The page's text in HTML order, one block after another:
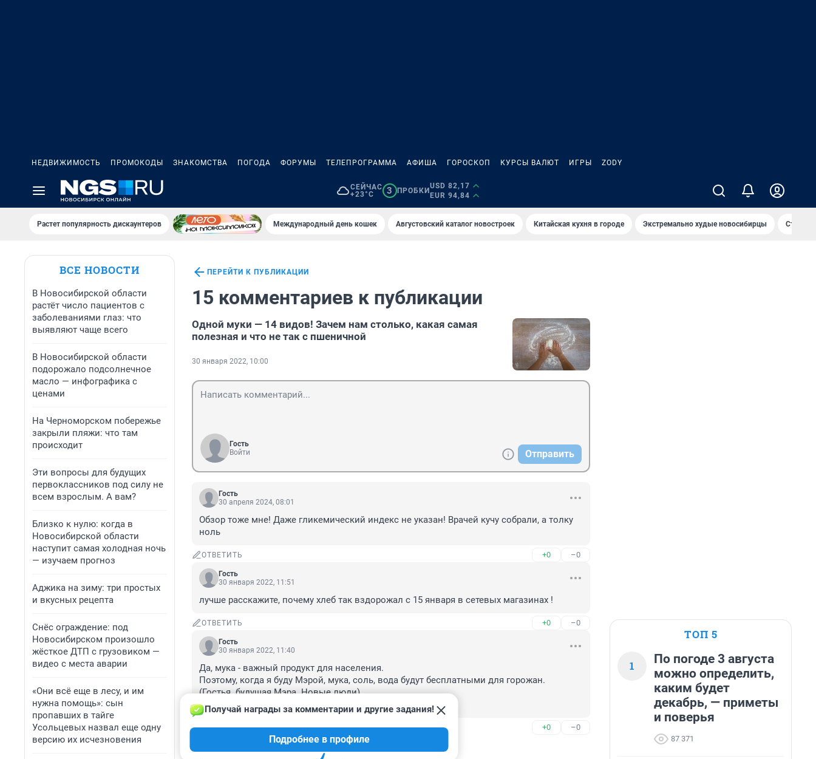
НЕДВИЖИМОСТЬ ПРОМОКОДЫ ЗНАКОМСТВА ПОГОДА ФОРУМЫ ТЕЛЕПРОГРАММА АФИША ГОРОСКОП КУРСЫ ВАЛЮТ ИГРЫ ZODY
СЕЙЧАС
+23°C
3 ПРОБКИ
USD 82,17
EUR 94,84
Растет популярность дискаунтеров Международный день кошек Августовский каталог новостроек Китайская кухня в городе Экстремально худые новосибирцы Старт
ВСЕ НОВОСТИ
В Новосибирской области
растёт число пациентов с
заболеваниями глаз: что
выявляют чаще всего
В Новосибирской области
подорожало подсолнечное
масло — инфографика с
ценами
На Черноморском побережье
закрыли пляжи: что там
происходит
Эти вопросы для будущих
первоклассников под силу не
всем взрослым. А вам?
Близко к нулю: когда в
Новосибирской области
наступит самая холодная ночь
— изучаем прогноз
Аджика на зиму: три простых
и вкусных рецепта
Снёс ограждение: под
Новосибирском произошло
жёсткое ДТП с грузовиком —
видео с места аварии
«Они всё еще в лесу, и им
нужна помощь»: сын
пропавших в тайге
Усольцевых назвал еще одну
версию их исчезновения
ПЕРЕЙТИ К ПУБЛИКАЦИИ
15 комментариев к публикации
Одной муки — 14 видов! Зачем нам столько, какая самая
полезная и что не так с пшеничной
30 января 2022, 10:00
Гость
Войти
Отправить
Гость
30 апреля 2024, 08:01
Обзор тоже мне! Даже гликемический индекс не указан! Врачей кучу собрали, а толку
ноль
ОТВЕТИТЬ +0 –0
Гость
30 января 2022, 11:51
лучше расскажите, почему хлеб так вздорожал с 15 января в сетевых магазинах !
ОТВЕТИТЬ +0 –0
Гость
30 января 2022, 11:40
Да, мука - важный продукт для населения.
Поэтому, когда я буду Мэрой, мука, соль, вода будут бесплатными для горожан.
(Гостья. будущая Мэра. Новые люди)
P.S. Скан статьи с этими словами сделала.
ОТВЕТИТЬ 1 +0 –0
Показать ещё 1 ответ
Получай награды за комментарии и другие задания!
Подробнее в профиле
ТОП 5
1
По погоде 3 августа
можно определить,
каким будет
декабрь, — приметы
и поверья
87 371